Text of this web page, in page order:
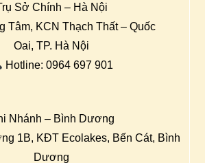
Sở Chính – Hà Nội
Tâm, KCN Thạch Thất – Quốc
Oai, TP. Hà Nội
Hotline: 0964 697 901
Nhánh – Bình Dương
1B, KĐT Ecolakes, Bến Cát, Bình
Dương